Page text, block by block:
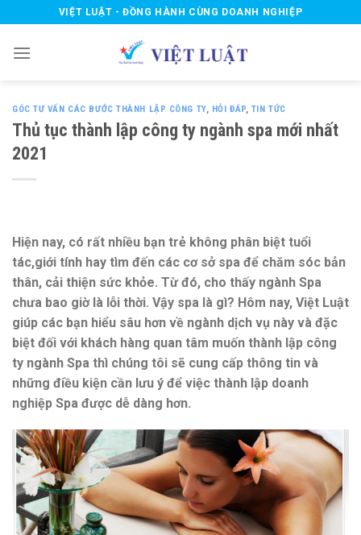
to
content
VIỆT LUẬT - ĐỒNG HÀNH CÙNG DOANH NGHIỆP
GÓC TƯ VẤN CÁC BƯỚC THÀNH LẬP CÔNG TY, HỎI ĐÁP, TIN TỨC
Thủ tục thành lập công ty ngành spa mới nhất
2021
Hiện nay, có rất nhiều bạn trẻ không phân biệt tuổi
tác,giới tính hay tìm đến các cơ sở spa để chăm sóc bản
thân, cải thiện sức khỏe. Từ đó, cho thấy ngành Spa
chưa bao giờ là lỗi thời. Vậy spa là gì? Hôm nay, Việt Luật
giúp các bạn hiểu sâu hơn về ngành dịch vụ này và đặc
biệt đối với khách hàng quan tâm muốn thành lập công
ty ngành Spa thì chúng tôi sẽ cung cấp thông tin và
những điều kiện cần lưu ý để việc thành lập doanh
nghiệp Spa được dễ dàng hơn.